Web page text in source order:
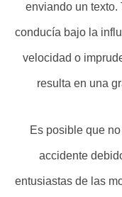
enviando un texto.
conducía bajo la
velocidad o
resulta en una
Es posible que
accidente
entusiastas de las